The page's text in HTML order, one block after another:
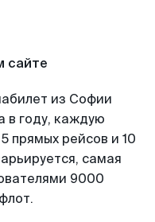
сайте
из Софии
в году, каждую
прямых рейсов и 10
самая
9000